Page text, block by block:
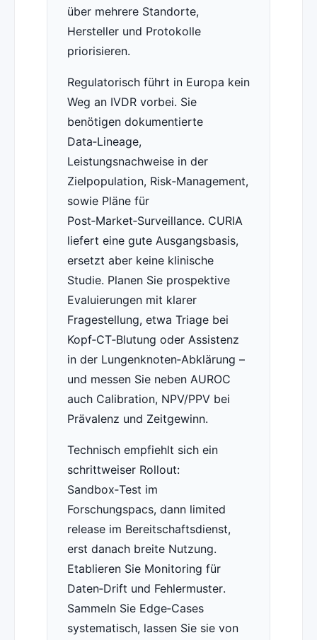
über mehrere Standorte,
Hersteller und Protokolle
priorisieren.
Regulatorisch führt in Europa kein
Weg an IVDR vorbei. Sie
benötigen dokumentierte
Data‑Lineage,
Leistungsnachweise in der
Zielpopulation, Risk‑Management,
sowie Pläne für
Post‑Market‑Surveillance. CURIA
liefert eine gute Ausgangsbasis,
ersetzt aber keine klinische
Studie. Planen Sie prospektive
Evaluierungen mit klarer
Fragestellung, etwa Triage bei
Kopf‑CT‑Blutung oder Assistenz
in der Lungenknoten‑Abklärung –
und messen Sie neben AUROC
auch Calibration, NPV/PPV bei
Prävalenz und Zeitgewinn.
Technisch empfiehlt sich ein
schrittweiser Rollout:
Sandbox‑Test im
Forschungspacs, dann limited
release im Bereitschaftsdienst,
erst danach breite Nutzung.
Etablieren Sie Monitoring für
Daten‑Drift und Fehlermuster.
Sammeln Sie Edge‑Cases
systematisch, lassen Sie sie von